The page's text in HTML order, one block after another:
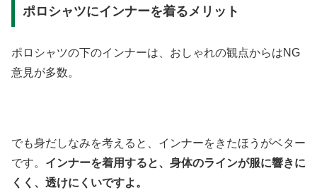
ポロシャツにインナーを着るメリット
ポロシャツの下のインナーは、おしゃれの観点からはNG
意見が多数。
でも身だしなみを考えると、インナーをきたほうがベター
です。 インナーを着用すると、身体のラインが服に響きに
くく、透けにくいですよ。